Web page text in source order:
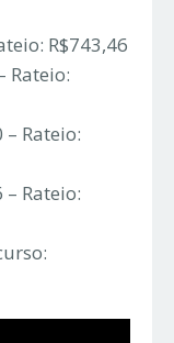
R$743,46
Rateio:
Rateio:
Rateio: